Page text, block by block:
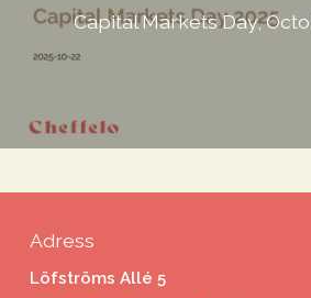
Capital Markets Day,
Adress
Löfströms Allé 5